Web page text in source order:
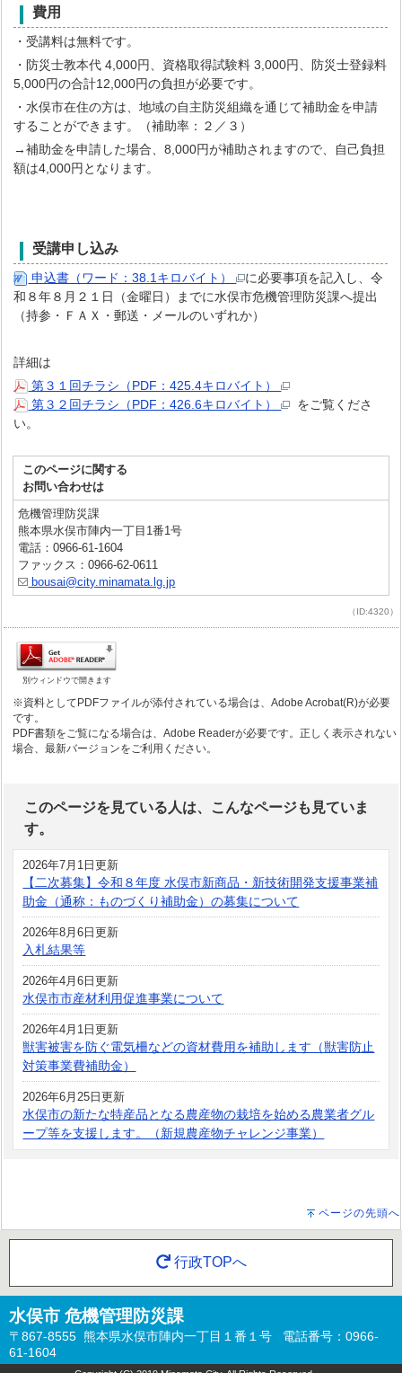
費用
・受講料は無料です。
・防災士教本代 4,000円、資格取得試験料 3,000円、防災士登録料
5,000円の合計12,000円の負担が必要です。
・水俣市在住の方は、地域の自主防災組織を通じて補助金を申請
することができます。（補助率：２／３）
→補助金を申請した場合、8,000円が補助されますので、自己負担
額は4,000円となります。
受講申し込み
申込書（ワード：38.1キロバイト）
に必要事項を記入し、令
和８年８月２１日（金曜日）までに水俣市危機管理防災課へ提出
（持参・ＦＡＸ・郵送・メールのいずれか）
詳細は
第３１回チラシ（PDF：425.4キロバイト）
第３２回チラシ（PDF：426.6キロバイト）
をご覧くださ
い。
このページに関する
お問い合わせは
危機管理防災課
熊本県水俣市陣内一丁目1番1号
電話：0966-61-1604
ファックス：0966-62-0611
bousai@city.minamata.lg.jp
（ID:4320）
別ウィンドウで開きます
※資料としてPDFファイルが添付されている場合は、Adobe Acrobat(R)が必要
です。
PDF書類をご覧になる場合は、Adobe Readerが必要です。正しく表示されない
場合、最新バージョンをご利用ください。
このページを見ている人は、こんなページも見ていま
す。
2026年7月1日更新
【二次募集】令和８年度 水俣市新商品・新技術開発支援事業補
助金（通称：ものづくり補助金）の募集について
2026年8月6日更新
入札結果等
2026年4月6日更新
水俣市市産材利用促進事業について
2026年4月1日更新
獣害被害を防ぐ電気柵などの資材費用を補助します（獣害防止
対策事業費補助金）
2026年6月25日更新
水俣市の新たな特産品となる農産物の栽培を始める農業者グル
ープ等を支援します。（新規農産物チャレンジ事業）
ページの先頭へ
行政TOPへ
水俣市 危機管理防災課
〒867-8555 熊本県水俣市陣内一丁目１番１号 電話番号：0966-
61-1604